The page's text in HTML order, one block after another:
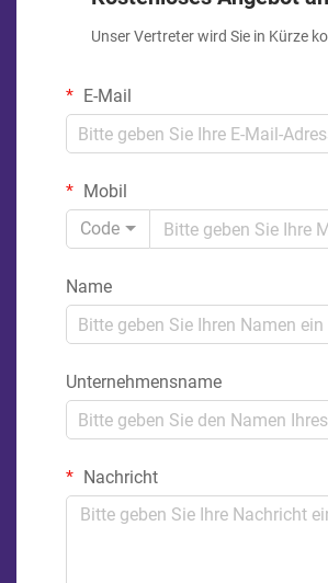
Unser Vertreter wird Sie in Kürze
E-Mail
Mobil
Code
Name
Unternehmensname
Nachricht